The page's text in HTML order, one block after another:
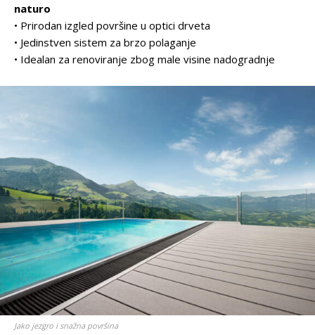
naturo
• Prirodan izgled površine u optici drveta
• Jedinstven sistem za brzo polaganje
• Idealan za renoviranje zbog male visine nadogradnje
Jako jezgro i snažna površina